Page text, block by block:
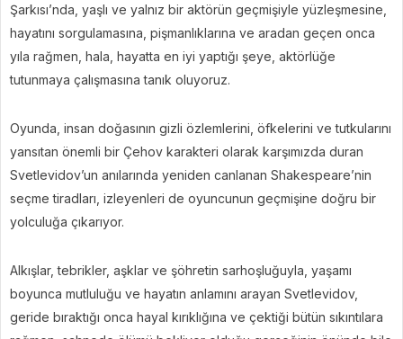
Şarkısı’nda, yaşlı ve yalnız bir aktörün geçmişiyle yüzleşmesine,
hayatını sorgulamasına, pişmanlıklarına ve aradan geçen onca
yıla rağmen, hala, hayatta en iyi yaptığı şeye, aktörlüğe
tutunmaya çalışmasına tanık oluyoruz.
Oyunda, insan doğasının gizli özlemlerini, öfkelerini ve tutkularını
yansıtan önemli bir Çehov karakteri olarak karşımızda duran
Svetlevidov’un anılarında yeniden canlanan Shakespeare’nin
seçme tiradları, izleyenleri de oyuncunun geçmişine doğru bir
yolculuğa çıkarıyor.
Alkışlar, tebrikler, aşklar ve şöhretin sarhoşluğuyla, yaşamı
boyunca mutluluğu ve hayatın anlamını arayan Svetlevidov,
geride bıraktığı onca hayal kırıklığına ve çektiği bütün sıkıntılara